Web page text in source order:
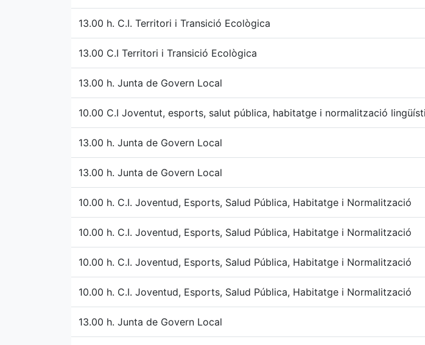
13.00 h. C.I. Territori i Transició Ecològica
13.00 C.I Territori i Transició Ecològica
13.00 h. Junta de Govern Local
10.00 C.I Joventut, esports, salut pública, habitatge i normalització
13.00 h. Junta de Govern Local
13.00 h. Junta de Govern Local
10.00 h. C.I. Joventud, Esports, Salud Pública, Habitatge i Normalització
10.00 h. C.I. Joventud, Esports, Salud Pública, Habitatge i Normalització
10.00 h. C.I. Joventud, Esports, Salud Pública, Habitatge i Normalització
10.00 h. C.I. Joventud, Esports, Salud Pública, Habitatge i Normalització
13.00 h. Junta de Govern Local